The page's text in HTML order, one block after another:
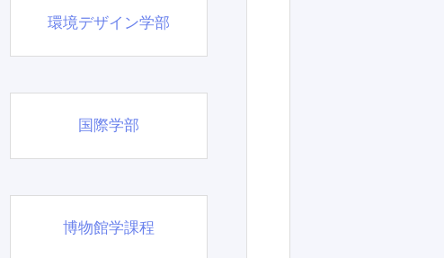
環境デザイン学部
国際学部
博物館学課程